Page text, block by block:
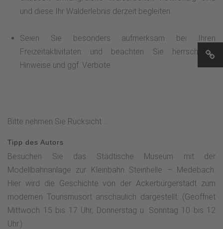
und diese Ihr Walderlebnis derzeit begleiten.
Seien Sie besonders aufmerksam bei Ihren
Freizeitaktivitäten und beachten Sie herrschende
Hinweise und ggf. Verbote
Bitte nehmen Sie Rücksicht ...
Tipp des Autors
Besuchen Sie das Städtische Museum mit der
Modellbahnanlage zur Kleinbahn Steinhelle – Medebach.
Hier wird die Geschichte von der Ackerbürgerstadt zum
modernen Tourismusort anschaulich dargestellt. (Geöffnet
Mittwoch 15 bis 17 Uhr, Donnerstag u. Sonntag 10 bis 12
Uhr.)